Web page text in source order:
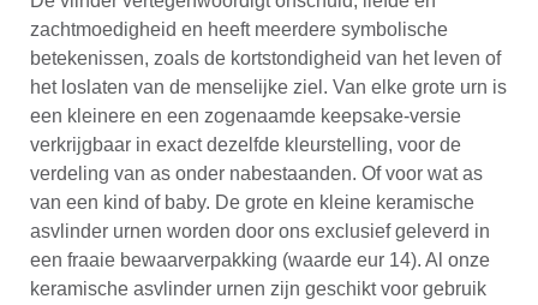
zachtmoedigheid en heeft meerdere symbolische
betekenissen, zoals de kortstondigheid van het leven of
het loslaten van de menselijke ziel. Van elke grote urn is
een kleinere en een zogenaamde keepsake-versie
verkrijgbaar in exact dezelfde kleurstelling, voor de
verdeling van as onder nabestaanden. Of voor wat as
van een kind of baby. De grote en kleine keramische
asvlinder urnen worden door ons exclusief geleverd in
een fraaie bewaarverpakking (waarde eur 14). Al onze
keramische asvlinder urnen zijn geschikt voor gebruik